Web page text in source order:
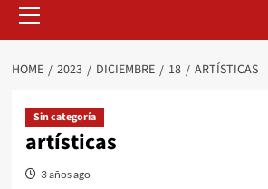
Menu
HOME 2023 DICIEMBRE 18 ARTÍSTICAS
Sin categoría
artísticas
3 años ago